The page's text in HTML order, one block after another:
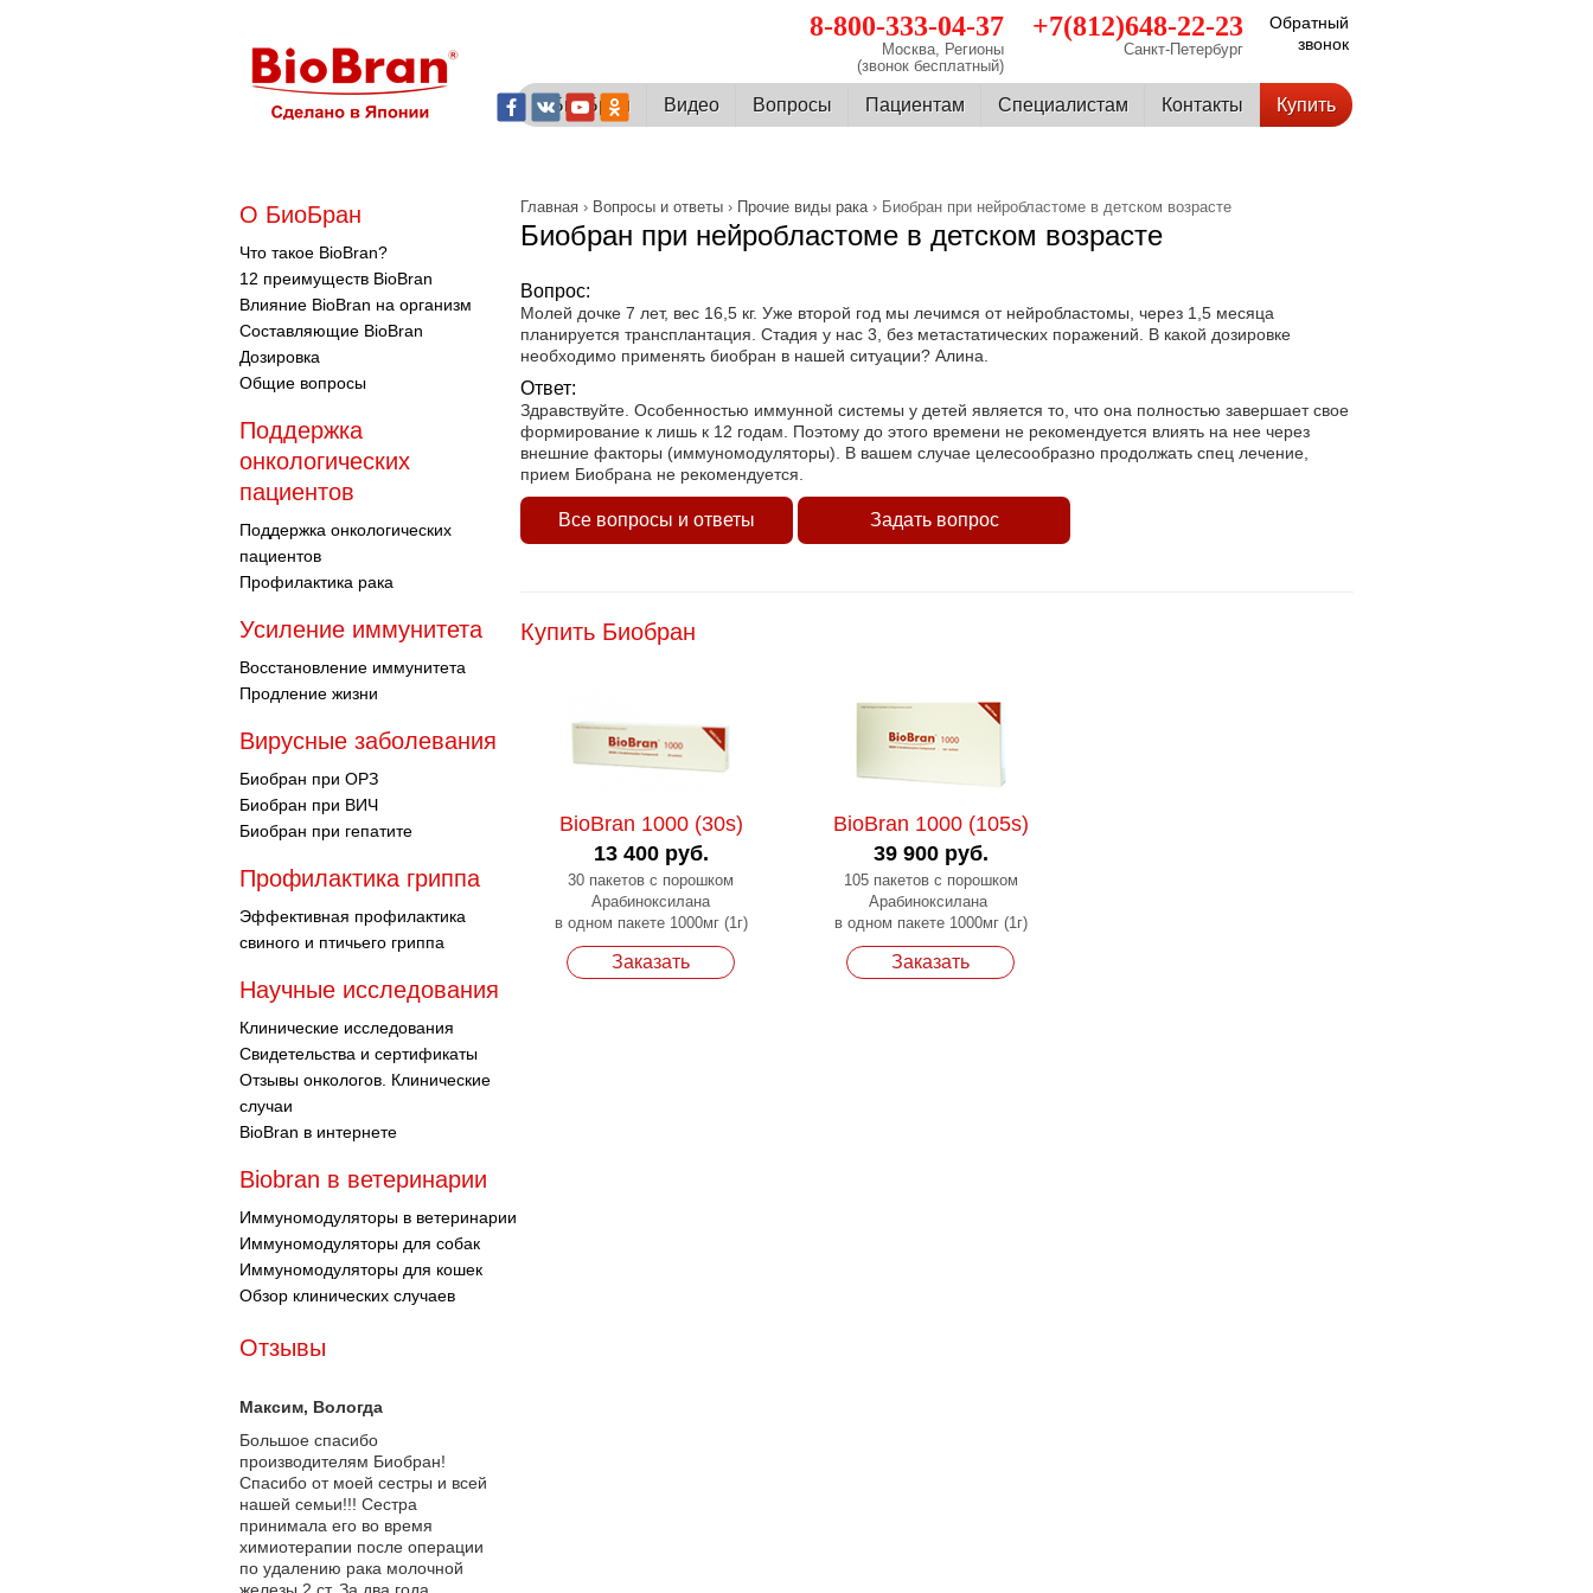
Обратный
звонок
+7(812)648-22-23
Санкт-Петербург
8-800-333-04-37
Москва, Регионы
(звонок бесплатный)
О БиоБран Видео Вопросы Пациентам Cпециалистам Контакты Купить
Главная › Вопросы и ответы › Прочие виды рака› Биобран при нейробластоме в детском возрасте
Биобран при нейробластоме в детском возрасте
Вопрос:
Молей дочке 7 лет, вес 16,5 кг. Уже второй год мы лечимся от нейробластомы, через 1,5 месяца
планируется трансплантация. Стадия у нас 3, без метастатических поражений. В какой дозировке
необходимо применять биобран в нашей ситуации? Алина.
Ответ:
Здравствуйте. Особенностью иммунной системы у детей является то, что она полностью завершает свое
формирование к лишь к 12 годам. Поэтому до этого времени не рекомендуется влиять на нее через
внешние факторы (иммуномодуляторы). В вашем случае целесообразно продолжать спец лечение,
прием Биобрана не рекомендуется.
Все вопросы и ответы Задать вопрос
Купить Биобран
BioBran 1000 (30s)
13 400 руб.
30 пакетов с порошком
Арабиноксилана
в одном пакете 1000мг (1г)
Заказать
BioBran 1000 (105s)
39 900 руб.
105 пакетов с порошком
Арабиноксилана
в одном пакете 1000мг (1г)
Заказать
О БиоБран
Что такое BioBran?
12 преимуществ BioBran
Влияние BioBran на организм
Составляющие BioBran
Дозировка
Общие вопросы
Поддержка
онкологических
пациентов
Поддержка онкологических
пациентов
Профилактика рака
Усиление иммунитета
Восстановление иммунитета
Продление жизни
Вирусные заболевания
Биобран при ОРЗ
Биобран при ВИЧ
Биобран при гепатите
Профилактика гриппа
Эффективная профилактика
свиного и птичьего гриппа
Научные исследования
Клинические исследования
Свидетельства и сертификаты
Отзывы онкологов. Клинические
случаи
BioBran в интернете
Biobran в ветеринарии
Иммуномодуляторы в ветеринарии
Иммуномодуляторы для собак
Иммуномодуляторы для кошек
Обзор клинических случаев
Отзывы
Максим, Вологда
Большое спасибо
производителям Биобран!
Спасибо от моей сестры и всей
нашей семьи!!! Сестра
принимала его во время
химиотерапии после операции
по удалению рака молочной